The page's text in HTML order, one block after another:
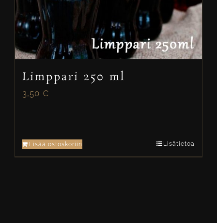
Limppari 250 ml
3,50 €
Lisää ostoskoriin Lisätietoa